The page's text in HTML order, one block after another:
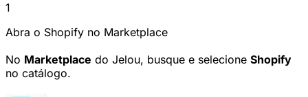
1
Abra o Shopify no Marketplace
No Marketplace do Jelou, busque e selecione Shopify
no catálogo.